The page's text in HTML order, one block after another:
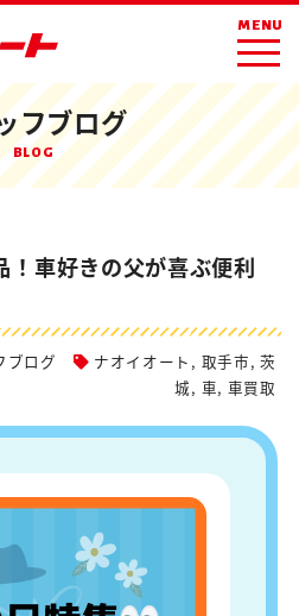
MENU
父が喜ぶ便利グッズまとめ🚗🌌
フブログ
BLOG
！車好きの父が喜ぶ便利
ブログ ナオイオート , 取手市,茨
城, 車, 車買取